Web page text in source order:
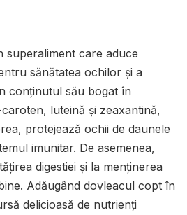
superaliment care aduce
sănătatea ochilor și a
conținutul său bogat în
luteină și zeaxantină,
protejează ochii de daunele
imunitar. De asemenea,
digestiei și la menținerea
Adăugând dovleacul copt în
delicioasă de nutrienți